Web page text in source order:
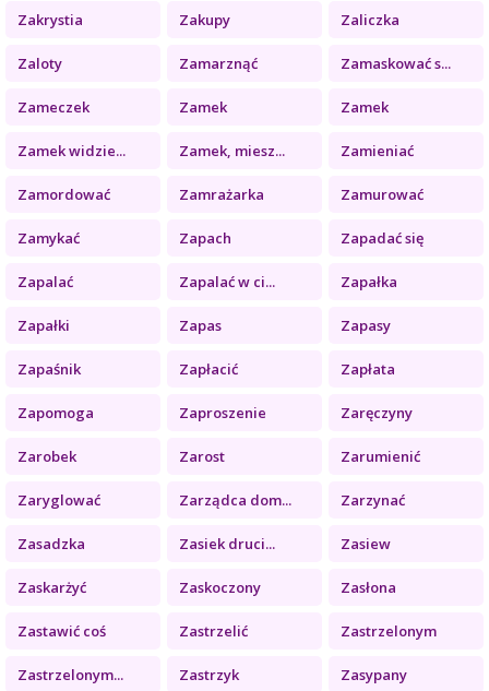
Zakrystia Zakupy Zaliczka
Zaloty Zamarznąć Zamaskować s...
Zameczek Zamek Zamek
Zamek widzie... Zamek, miesz... Zamieniać
Zamordować Zamrażarka Zamurować
Zamykać Zapach Zapadać się
Zapalać Zapalać w ci... Zapałka
Zapałki Zapas Zapasy
Zapaśnik Zapłacić Zapłata
Zapomoga Zaproszenie Zaręczyny
Zarobek Zarost Zarumienić
Zaryglować Zarządca dom... Zarzynać
Zasadzka Zasiek druci... Zasiew
Zaskarżyć Zaskoczony Zasłona
Zastawić coś Zastrzelić Zastrzelonym
Zastrzelonym... Zastrzyk Zasypany